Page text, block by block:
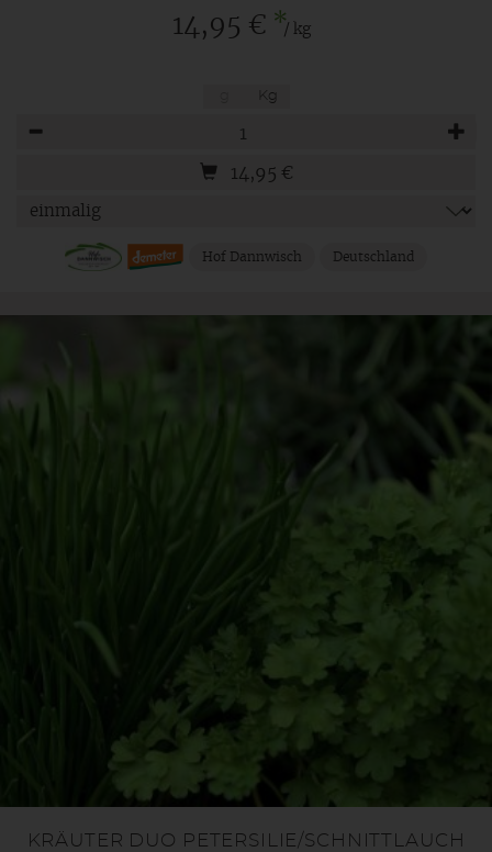
14,95 € */ kg
Kg
14,95 €
Hof Dannwisch Deutschland
KRÄUTER DUO PETERSILIE/SCHNITTLAUCH